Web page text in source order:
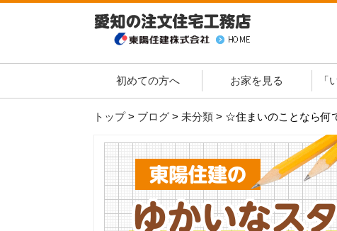
初めての方へ お家を見る 「
トップ> ブログ > 未分類 > ☆住まいのことなら